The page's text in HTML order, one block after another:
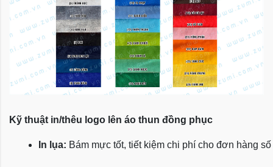
Kỹ thuật in/thêu logo lên áo thun đồng phục
In lụa: Bám mực tốt, tiết kiệm chi phí cho đơn hàng